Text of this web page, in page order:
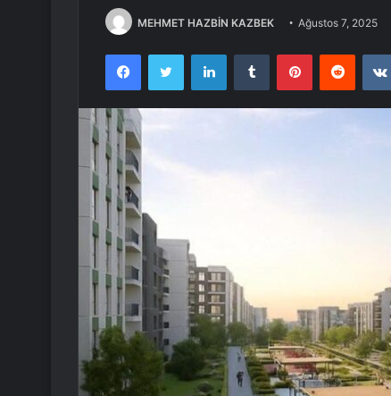
MEHMET HAZBİN KAZBEK Ağustos 7, 2025
FacebookTwitter LinkedInTumblr PinterestReddit